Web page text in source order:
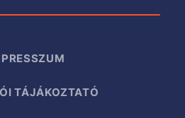
TÁJÁKOZTATÓ